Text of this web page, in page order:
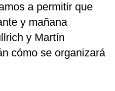
a permitir que
y mañana
y Martín
cómo se organizará